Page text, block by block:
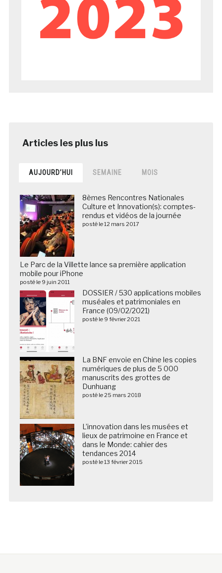
AUJOURD’HUI SEMAINE MOIS
8èmes Rencontres Nationales
Culture et Innovation(s): comptes-
rendus et vidéos de la journée
posté le 12 mars 2017
Le Parc de la Villette lance sa première application
mobile pour iPhone
posté le 9 juin 2011
DOSSIER / 530 applications mobiles
muséales et patrimoniales en
France (09/02/2021)
posté le 9 février 2021
La BNF envoie en Chine les copies
numériques de plus de 5 000
manuscrits des grottes de
Dunhuang
posté le 25 mars 2018
L’innovation dans les musées et
lieux de patrimoine en France et
dans le Monde: cahier des
tendances 2014
posté le 13 février 2015